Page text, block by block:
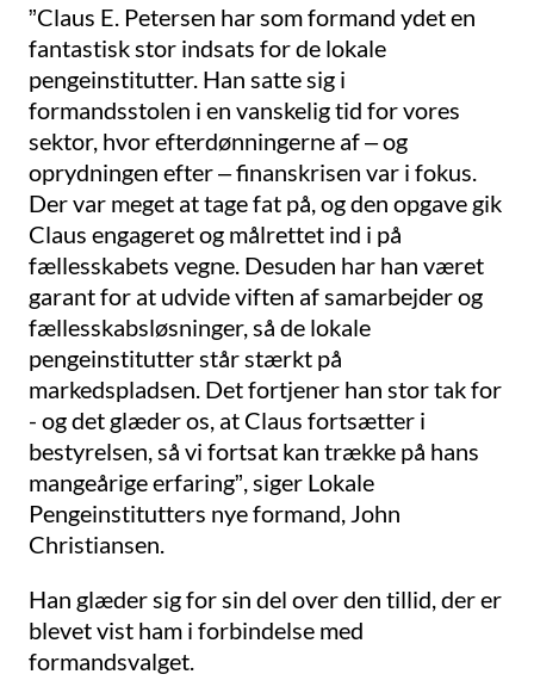
”Claus E. Petersen har som formand ydet en
fantastisk stor indsats for de lokale
pengeinstitutter. Han satte sig i
formandsstolen i en vanskelig tid for vores
sektor, hvor efterdønningerne af – og
oprydningen efter – finanskrisen var i fokus.
Der var meget at tage fat på, og den opgave gik
Claus engageret og målrettet ind i på
fællesskabets vegne. Desuden har han været
garant for at udvide viften af samarbejder og
fællesskabsløsninger, så de lokale
pengeinstitutter står stærkt på
markedspladsen. Det fortjener han stor tak for
- og det glæder os, at Claus fortsætter i
bestyrelsen, så vi fortsat kan trække på hans
mangeårige erfaring”, siger Lokale
Pengeinstitutters nye formand, John
Christiansen.
Han glæder sig for sin del over den tillid, der er
blevet vist ham i forbindelse med
formandsvalget.